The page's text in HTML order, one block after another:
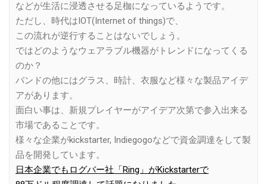
などが生活に浸透させる足枷になっているようです。
ただし、時代はIOT(Internet of things)で、
この流れが逆行することはないでしょう。
ではどのようなウェアラブル機器がトレンドになってくる
のか？
バンドの他にはグラス、時計、衣服など様々な製品アイデ
アがあります。
面白い事は、新規プレイヤーがアイデア次第で参入出来る
市場であることです。
様々な企業がkickstarter, Indiegogoなどで資金調達をして製
品を開発しています。
日本企業でもログバー社「Ring」がKickstarterで